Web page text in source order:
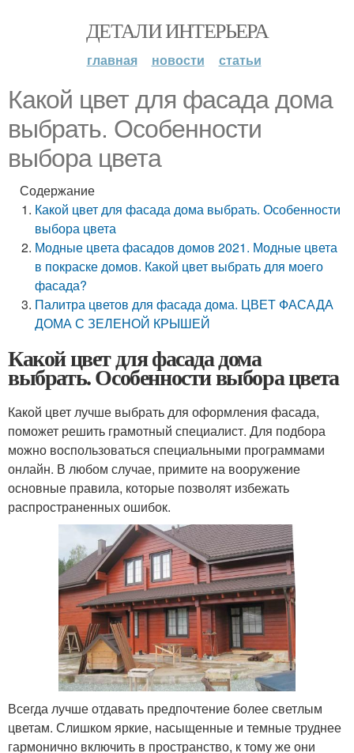
ДЕТАЛИ ИНТЕРЬЕРА
главная новости статьи
Какой цвет для фасада дома
выбрать. Особенности
выбора цвета
Содержание
Какой цвет для фасада дома выбрать. Особенности
выбора цвета
Модные цвета фасадов домов 2021. Модные цвета
в покраске домов. Какой цвет выбрать для моего
фасада?
Палитра цветов для фасада дома. ЦВЕТ ФАСАДА
ДОМА С ЗЕЛЕНОЙ КРЫШЕЙ
Какой цвет для фасада дома
выбрать. Особенности выбора цвета
Какой цвет лучше выбрать для оформления фасада,
поможет решить грамотный специалист. Для подбора
можно воспользоваться специальными программами
онлайн. В любом случае, примите на вооружение
основные правила, которые позволят избежать
распространенных ошибок.
Всегда лучше отдавать предпочтение более светлым
цветам. Слишком яркие, насыщенные и темные труднее
гармонично включить в пространство, к тому же они